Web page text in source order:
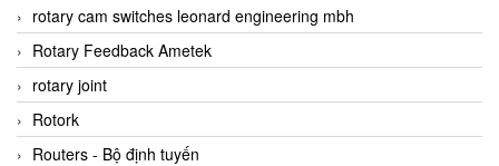
Boydcorp
BRAUN Vietnam
Brinkmann Pumpen
BRONKHORST
Brook Instrument
rotary cam switches leonard engineering mbh
Rotary Feedback Ametek
rotary joint
Rotork
Routers - Bộ định tuyến